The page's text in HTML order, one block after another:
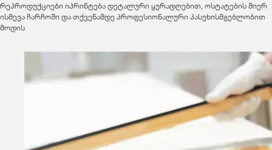
რეპროდუქციები იპრინტება დეტალური ყურადღებით, ოსტატების მიერ
ისმევა ჩარჩოში და თქვენამდე პროფესიონალური პასუხისმგებლობით
მოდის